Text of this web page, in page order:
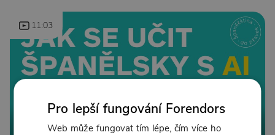
11:03
Pro lepší fungování Forendors
Web může fungovat tím lépe, čím více ho